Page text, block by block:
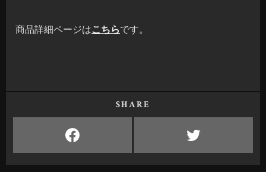
商品詳細ページはこちらです。
SHARE